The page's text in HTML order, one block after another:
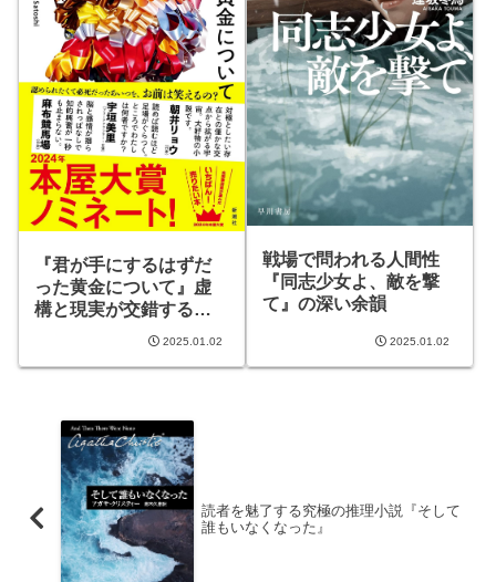
『君が手にするはずだ
った黄金について』虚
構と現実が交錯する物
2025.01.02
戦場で問われる人間性
『同志少女よ、敵を撃
て』の深い余韻
2025.01.02
読者を魅了する究極の推理小説『そして
誰もいなくなった』